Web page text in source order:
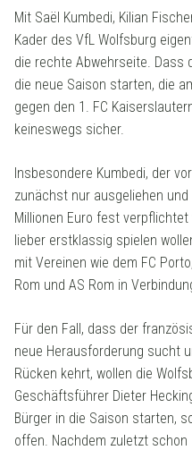
Mit Saël Kumbedi, Kilian
Kader des VfL Wolfsburg
die rechte Abwehrseite. Dass
die neue Saison starten, die
gegen den 1. FC
keineswegs sicher.
Insbesondere Kumbedi, der
zunächst nur ausgeliehen
Millionen Euro fest
lieber erstklassig spielen
mit Vereinen wie dem FC
Rom und AS Rom in
Für den Fall, dass der
neue Herausforderung sucht
Rücken kehrt, wollen die
Geschäftsführer Dieter
Bürger in die Saison starten,
offen. Nachdem zuletzt schon